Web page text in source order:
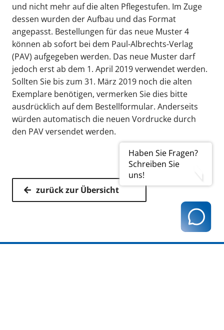
Haben Sie Fragen?
Schreiben Sie
uns!
und nicht mehr auf die alten Pflegestufen. Im Zuge
dessen wurden der Aufbau und das Format
angepasst. Bestellungen für das neue Muster 4
können ab sofort bei dem Paul-Albrechts-Verlag
(PAV) aufgegeben werden. Das neue Muster darf
jedoch erst ab dem 1. April 2019 verwendet werden.
Sollten Sie bis zum 31. März 2019 noch die alten
Exemplare benötigen, vermerken Sie dies bitte
ausdrücklich auf dem Bestellformular. Anderseits
würden automatisch die neuen Vordrucke durch
den PAV versendet werden.
zurück zur Übersicht